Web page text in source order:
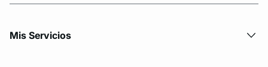
Mis Servicios